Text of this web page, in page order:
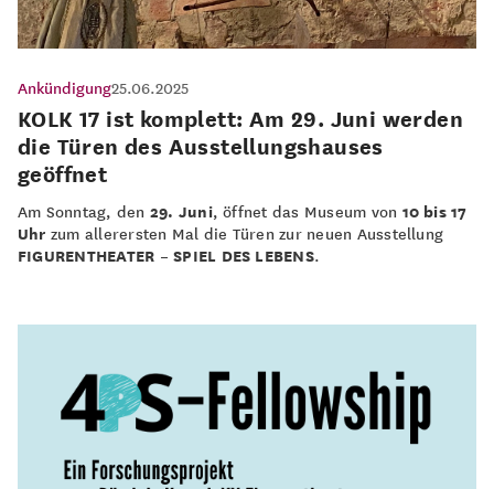
Ankündigung25.06.2025
KOLK 17 ist komplett: Am 29. Juni werden
die Türen des Ausstellungshauses
geöffnet
Am Sonntag, den 29. Juni, öffnet das Museum von 10 bis 17
Uhr zum allerersten Mal die Türen zur neuen Ausstellung
FIGURENTHEATER – SPIEL DES LEBENS.